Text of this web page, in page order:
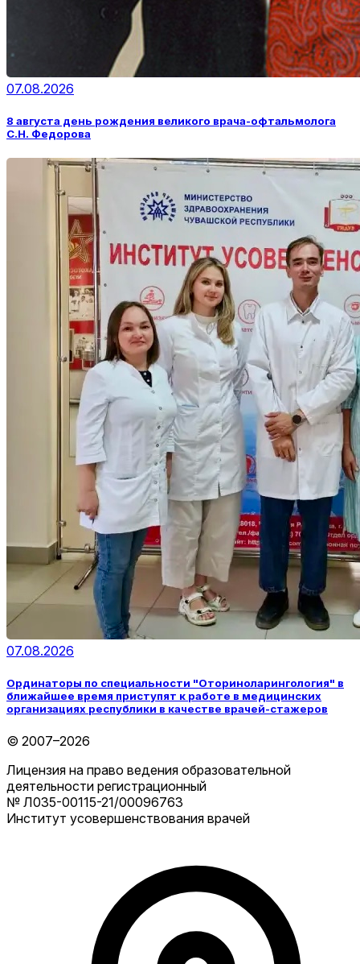
07.08.2026
8 августа день рождения великого врача-офтальмолога
С.Н. Федорова
07.08.2026
Ординаторы по специальности "Оториноларингология" в
ближайшее время приступят к работе в медицинских
организациях республики в качестве врачей-стажеров
© 2007–2026
Лицензия на право ведения образовательной
деятельности регистрационный
№ Л035-00115-21/00096763
Институт усовершенствования врачей